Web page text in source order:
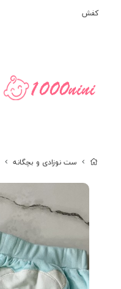
کفش
ست نوزادی و بچگانه